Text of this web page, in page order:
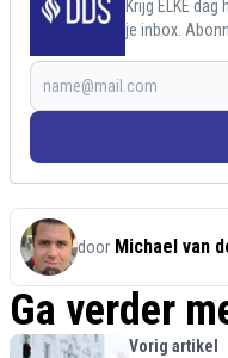
Krijg ELKE
je inbox.
door Michael van
Ga verder
Vorig artikel